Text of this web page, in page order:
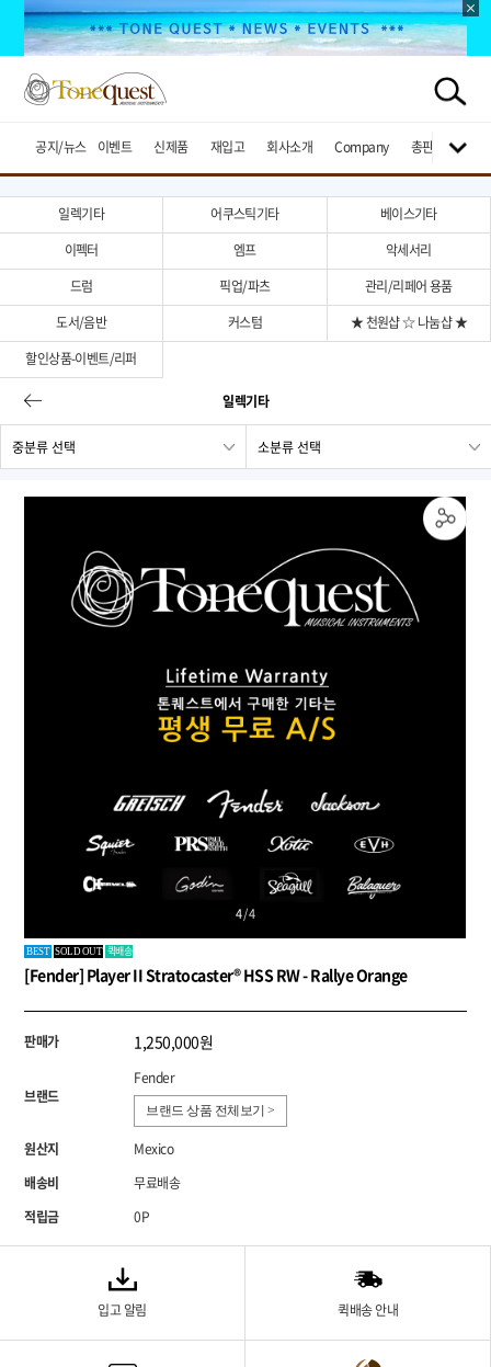
공지/뉴스 이벤트 신제품 재입고 회사소개 Company 총판브랜드
일렉기타 어쿠스틱기타
베이스기타
이펙터
엠프
악세서리
드럼
픽업/파츠
관리/리페어 용품
도서/음반
커스텀
★ 천원샵 ☆ 나눔샵 ★
할인상품-이벤트/리퍼
일렉기타
4/4
BEST SOLD OUT 퀵배송
[Fender] Player II Stratocaster® HSS RW - Rallye Orange
판매가 1,250,000원
브랜드
Fender
브랜드 상품 전체보기 >
원산지
Mexico
배송비
무료배송
적립금
0P
입고 알림 퀵배송 안내